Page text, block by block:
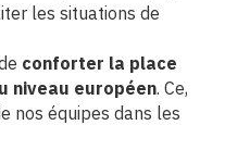
les situations de
conforter la place
niveau européen. Ce,
nos équipes dans les